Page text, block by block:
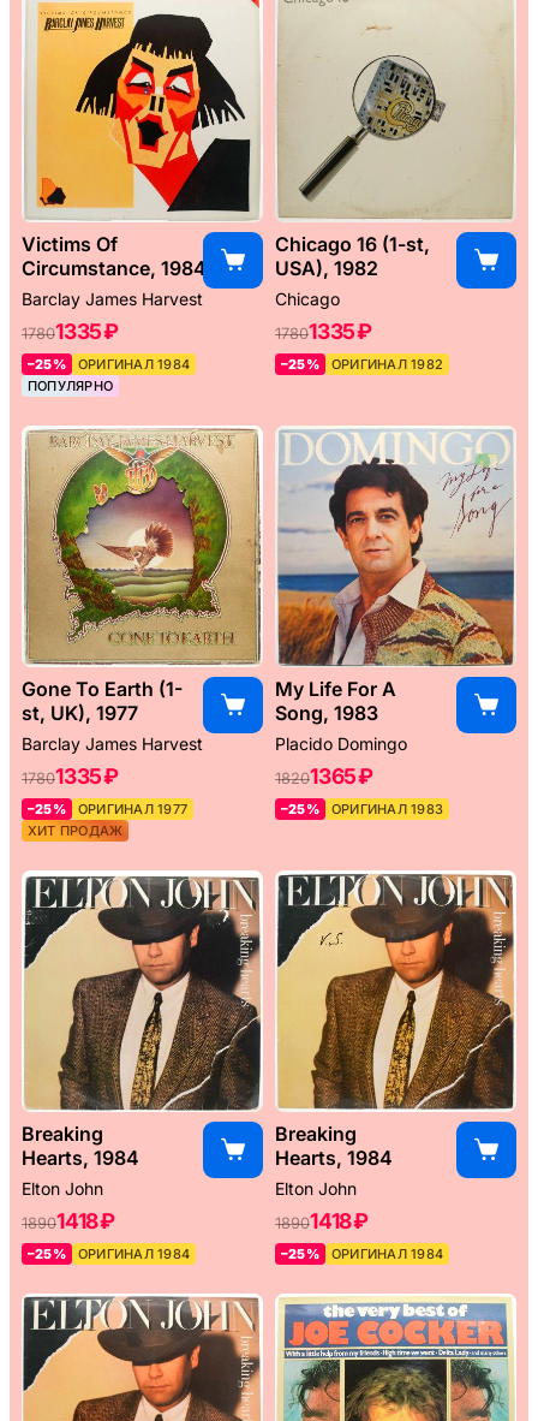
Victims Of
Circumstance, 1984
Barclay James Harvest
17801335 ₽
–25%
ОРИГИНАЛ 1984
ПОПУЛЯРНО
Chicago 16 (1-st,
USA), 1982
Chicago
17801335 ₽
–25% ОРИГИНАЛ 1982
Gone To Earth (1-
st, UK), 1977
Barclay James Harvest
17801335 ₽
–25%
ОРИГИНАЛ 1977
ХИТ ПРОДАЖ
My Life For A
Song, 1983
Placido Domingo
18201365 ₽
–25% ОРИГИНАЛ 1983
Breaking
Hearts, 1984
Elton John
18901418 ₽
–25% ОРИГИНАЛ 1984
Breaking
Hearts, 1984
Elton John
18901418 ₽
–25% ОРИГИНАЛ 1984